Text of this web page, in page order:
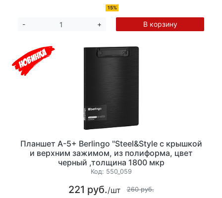
15%
- + В корзину
Планшет А-5+ Berlingo "Steel&Style с крышкой
и верхним зажимом, из полиформа, цвет
черный ,толщина 1800 мкр
Код: 550_059
221 руб./шт 260 руб.